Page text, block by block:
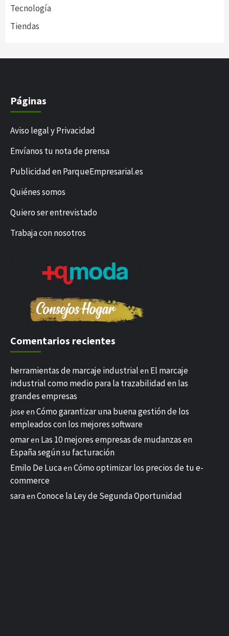
Tecnología
Tiendas
Páginas
Aviso legal y Privacidad
Envíanos tu nota de prensa
Publicidad en ParqueEmpresarial.es
Quiénes somos
Quiero ser entrevistado
Trabaja con nosotros
Comentarios recientes
herramientas de marcaje industrial en El marcaje
industrial como medio para la trazabilidad en las
grandes empresas
jose en Cómo garantizar una buena gestión de los
empleados con los mejores software
omaren Las 10 mejores empresas de mudanzas en
España según su facturación
Emilo De Lucaen Cómo optimizar los precios de tu e-
commerce
saraen Conoce la Ley de Segunda Oportunidad